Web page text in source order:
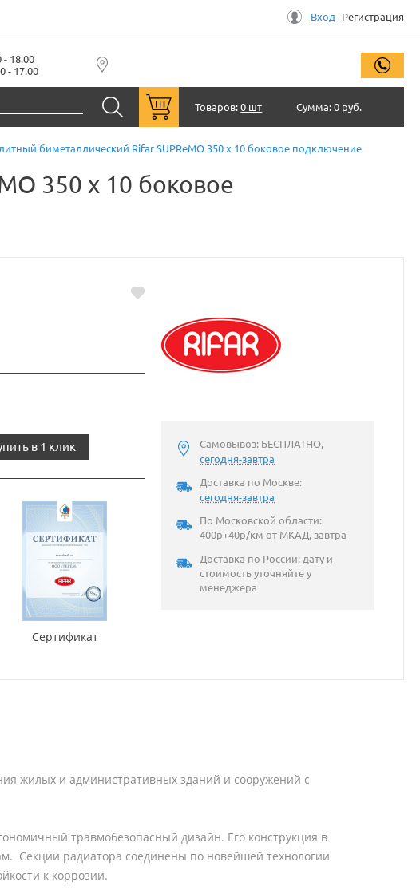
Вход Регистрация
- 18.00
- 17.00
Товаров:0 шт Сумма:0 руб.
биметаллический Rifar SUPReMO 350 x 10 боковое подключение
350 x 10 боковое
в 1 клик
Сертификат
Самовывоз: БЕСПЛАТНО,
сегодня-завтра
Доставка по Москве:
сегодня-завтра
По Московской области:
400р+40р/км от МКАД, завтра
Доставка по России: дату и
стоимость уточняйте у
менеджера
жилых и административных зданий и сооружений с
травмобезопасный дизайн. Его конструкция в
Секции радиатора соединены по новейшей технологии
к коррозии.